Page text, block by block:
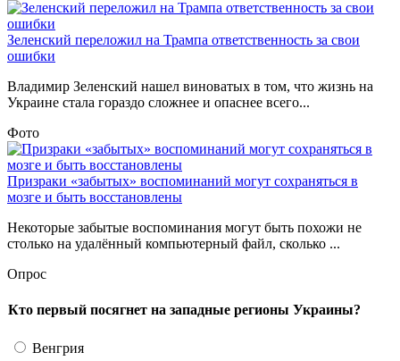
Зеленский переложил на Трампа ответственность за свои
ошибки
Владимир Зеленский нашел виноватых в том, что жизнь на
Украине стала гораздо сложнее и опаснее всего...
Фото
Призраки «забытых» воспоминаний могут сохраняться в
мозге и быть восстановлены
Некоторые забытые воспоминания могут быть похожи не
столько на удалённый компьютерный файл, сколько ...
Опрос
Кто первый посягнет на западные регионы Украины?
Венгрия